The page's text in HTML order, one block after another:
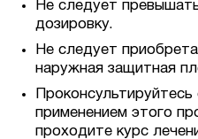
Не следует
дозировку.
Не следует
наружная защитная
применением этого
проходите курс